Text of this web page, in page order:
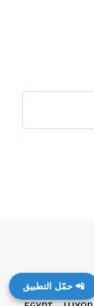
📲 حمّل التطبيق
العنوان: